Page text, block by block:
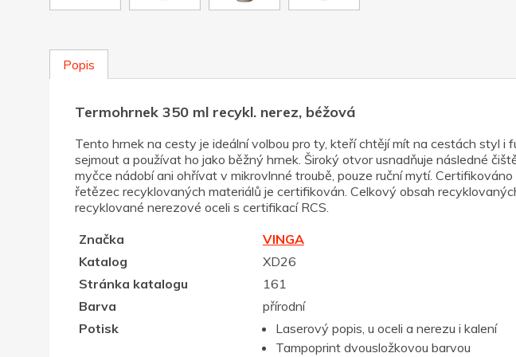
Popis
Termohrnek 350 ml recykl. nerez, béžová
Tento hrnek na cesty je ideální volbou pro ty, kteří chtějí mít na cestách styl
sejmout a používat ho jako běžný hrnek. Široký otvor usnadňuje následné
myčce nádobí ani ohřívat v mikrovlnné troubě, pouze ruční mytí.
řetězec recyklovaných materiálů je certifikován. Celkový obsah
recyklované nerezové oceli s certifikací RCS.
Značka
VINGA
Katalog
XD26
Stránka katalogu
161
Barva
přírodní
Potisk
Laserový popis, u oceli a nerezu i kalení
Tampoprint dvousložkovou barvou